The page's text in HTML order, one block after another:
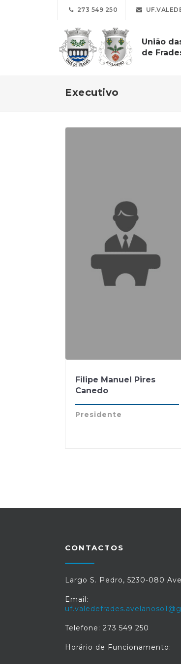
273 549 250
União
de
Executivo
Filipe Manuel Pires
Canedo
Presidente
CONTACTOS
Largo S. Pedro, 5230-080
Email:
Telefone: 273 549 250
Horário de Funcionamento: